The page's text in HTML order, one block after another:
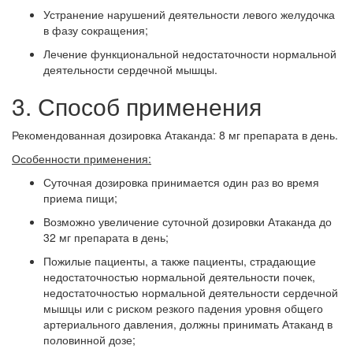
Устранение нарушений деятельности левого желудочка
в фазу сокращения;
Лечение функциональной недостаточности нормальной
деятельности сердечной мышцы.
3. Способ применения
Рекомендованная дозировка Атаканда: 8 мг препарата в день.
Особенности применения:
Суточная дозировка принимается один раз во время
приема пищи;
Возможно увеличение суточной дозировки Атаканда до
32 мг препарата в день;
Пожилые пациенты, а также пациенты, страдающие
недостаточностью нормальной деятельности почек,
недостаточностью нормальной деятельности сердечной
мышцы или с риском резкого падения уровня общего
артериального давления, должны принимать Атаканд в
половинной дозе;